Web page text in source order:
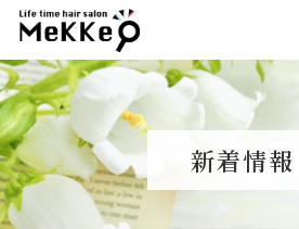
新着情報